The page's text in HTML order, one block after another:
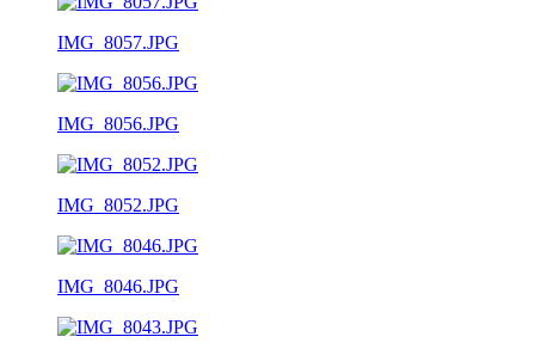
IMG_8057.JPG
IMG_8056.JPG
IMG_8052.JPG
IMG_8046.JPG